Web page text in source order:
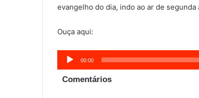
evangelho do dia, indo ao ar de
Ouça aqui:
Tocador
de
áudio
00:00
Comentários